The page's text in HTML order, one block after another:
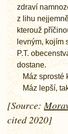
zdraví
z lihu
kterouž
levným, kojím
P.T.
dostane.
Máz sprosté
Máz lepší,
[Source:
cited 2020]